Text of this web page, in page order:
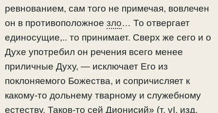
ревнованием, сам того не примечая, вовлечен
он в противоположное зло… То отвергает
единосущие,.. то принимает. Сверх же сего и о
Духе употребил он речения всего менее
приличные Духу, — исключает Его из
поклоняемого Божества, и сопричисляет к
какому-то дольнему тварному и служебному
естеству. Таков-то сей Дионисий» (т. vI, изд.